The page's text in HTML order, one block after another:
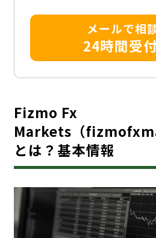
メールで相
24時間受
Fizmo Fx
Markets（
とは？基本情報